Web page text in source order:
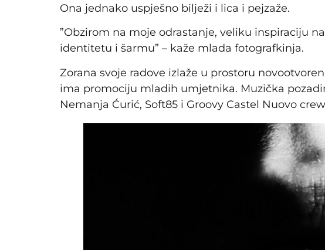
Ona jednako uspješno bilježi i lica i pejzaže.
”Obzirom na moje odrastanje, veliku inspiraciju
identitetu i šarmu” – kaže mlada fotografkinja.
Zorana svoje radove izlaže u prostoru
ima promociju mladih umjetnika. Muzička
Nemanja Ćurić, Soft85 i Groovy Castel Nuovo